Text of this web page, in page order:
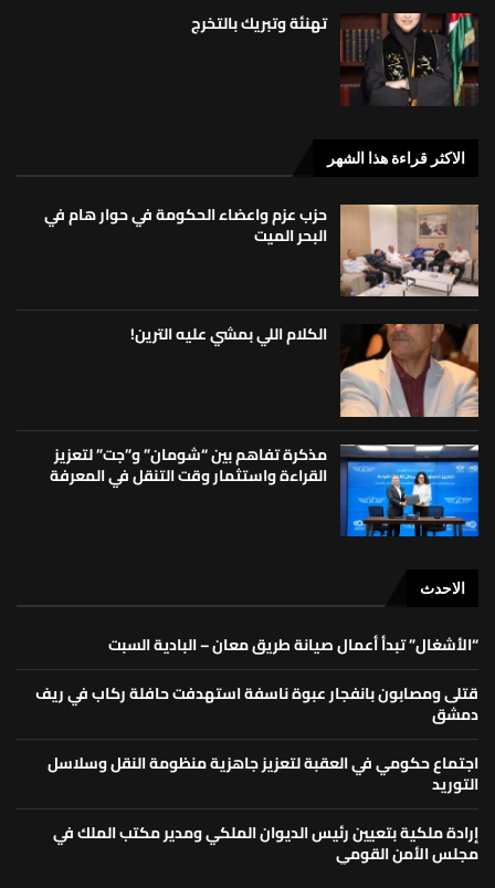
تهنئة وتبريك بالتخرج
الاكثر قراءة هذا الشهر
حزب عزم واعضاء الحكومة في حوار هام في
البحر الميت
الكلام اللي بمشي عليه الترين!
مذكرة تفاهم بين “شومان” و”جت” لتعزيز
القراءة واستثمار وقت التنقل في المعرفة
الاحدث
“الأشغال” تبدأ أعمال صيانة طريق معان – البادية السبت
قتلى ومصابون بانفجار عبوة ناسفة استهدفت حافلة ركاب في ريف
دمشق
اجتماع حكومي في العقبة لتعزيز جاهزية منظومة النقل وسلاسل
التوريد
إرادة ملكية بتعيين رئيس الديوان الملكي ومدير مكتب الملك في
مجلس الأمن القومي